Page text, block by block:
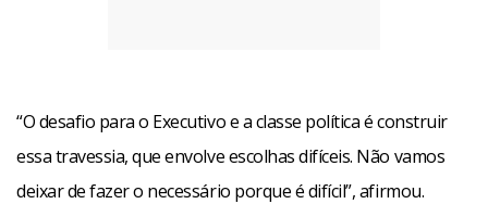
“O desafio para o Executivo e a classe política é construir
essa travessia, que envolve escolhas difíceis. Não vamos
deixar de fazer o necessário porque é difícil”, afirmou.